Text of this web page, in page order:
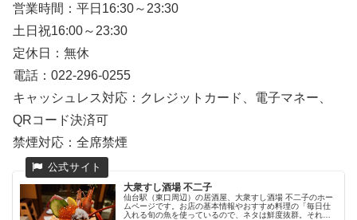
営業時間：平日16:30～23:30
土日祝16:00～23:30
定休日：無休
電話：022-296-0255
キャッシュレス対応：クレジットカード、電子マネー、
QRコード決済可
禁煙対応：全席禁煙
大衆すし酒場 不二子
仙台駅（東口周辺）の居酒屋、大衆すし酒場 不二子のホー
ムページです。お店の基本情報やおすすめ料理の「毎日仕
入れる旬の魚を使っているので、ネタは鮮度抜群。それで